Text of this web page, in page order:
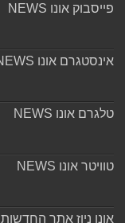
פייסבוק אונו NEWS
אינסטגרם אונו NEWS
טלגרם אונו NEWS
טוויטר אונו NEWS
אונו ניוז אתר החדשות